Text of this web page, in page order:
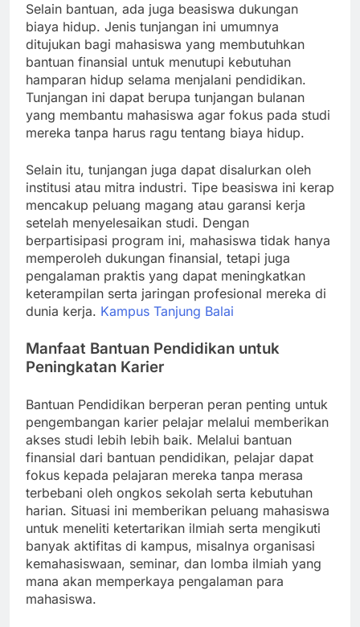
Selain bantuan, ada juga beasiswa dukungan
biaya hidup. Jenis tunjangan ini umumnya
ditujukan bagi mahasiswa yang membutuhkan
bantuan finansial untuk menutupi kebutuhan
hamparan hidup selama menjalani pendidikan.
Tunjangan ini dapat berupa tunjangan bulanan
yang membantu mahasiswa agar fokus pada studi
mereka tanpa harus ragu tentang biaya hidup.
Selain itu, tunjangan juga dapat disalurkan oleh
institusi atau mitra industri. Tipe beasiswa ini kerap
mencakup peluang magang atau garansi kerja
setelah menyelesaikan studi. Dengan
berpartisipasi program ini, mahasiswa tidak hanya
memperoleh dukungan finansial, tetapi juga
pengalaman praktis yang dapat meningkatkan
keterampilan serta jaringan profesional mereka di
dunia kerja. Kampus Tanjung Balai
Manfaat Bantuan Pendidikan untuk
Peningkatan Karier
Bantuan Pendidikan berperan peran penting untuk
pengembangan karier pelajar melalui memberikan
akses studi lebih lebih baik. Melalui bantuan
finansial dari bantuan pendidikan, pelajar dapat
fokus kepada pelajaran mereka tanpa merasa
terbebani oleh ongkos sekolah serta kebutuhan
harian. Situasi ini memberikan peluang mahasiswa
untuk meneliti ketertarikan ilmiah serta mengikuti
banyak aktifitas di kampus, misalnya organisasi
kemahasiswaan, seminar, dan lomba ilmiah yang
mana akan memperkaya pengalaman para
mahasiswa.